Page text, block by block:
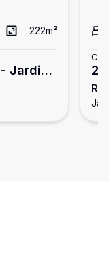
222m²
Jardim
2